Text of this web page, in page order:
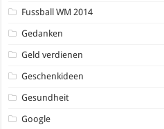
Fussball WM 2014
Gedanken
Geld verdienen
Geschenkideen
Gesundheit
Google